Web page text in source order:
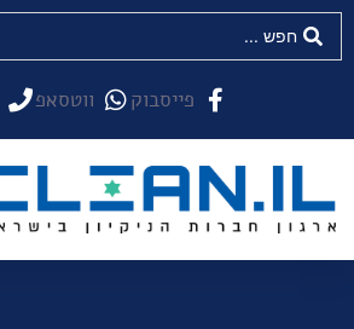
פייסבוק ווטסאפ